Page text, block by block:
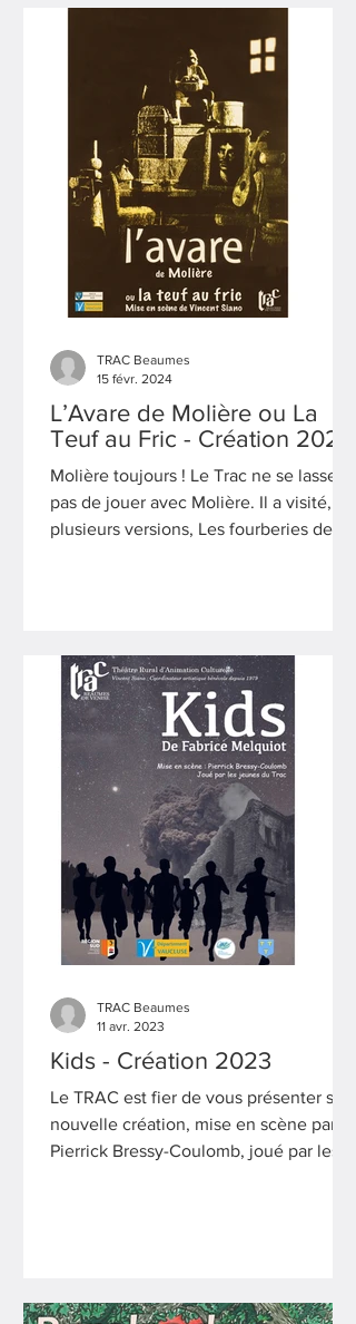
L’Avare de Molière ou La
Teuf au Fric - Création 2024
Molière toujours ! Le Trac ne se lasse
pas de jouer avec Molière. Il a visité, en
plusieurs versions, Les fourberies de
TRAC Beaumes
15 févr. 2024
Kids - Création 2023
Le TRAC est fier de vous présenter sa
nouvelle création, mise en scène par
Pierrick Bressy-Coulomb, joué par les
TRAC Beaumes
11 avr. 2023